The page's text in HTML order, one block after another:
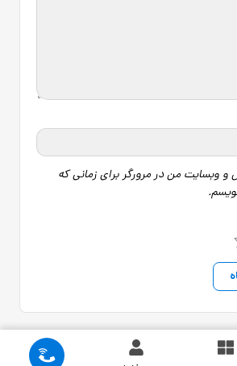
و وبسایت من در مرورگر برای زمانی که